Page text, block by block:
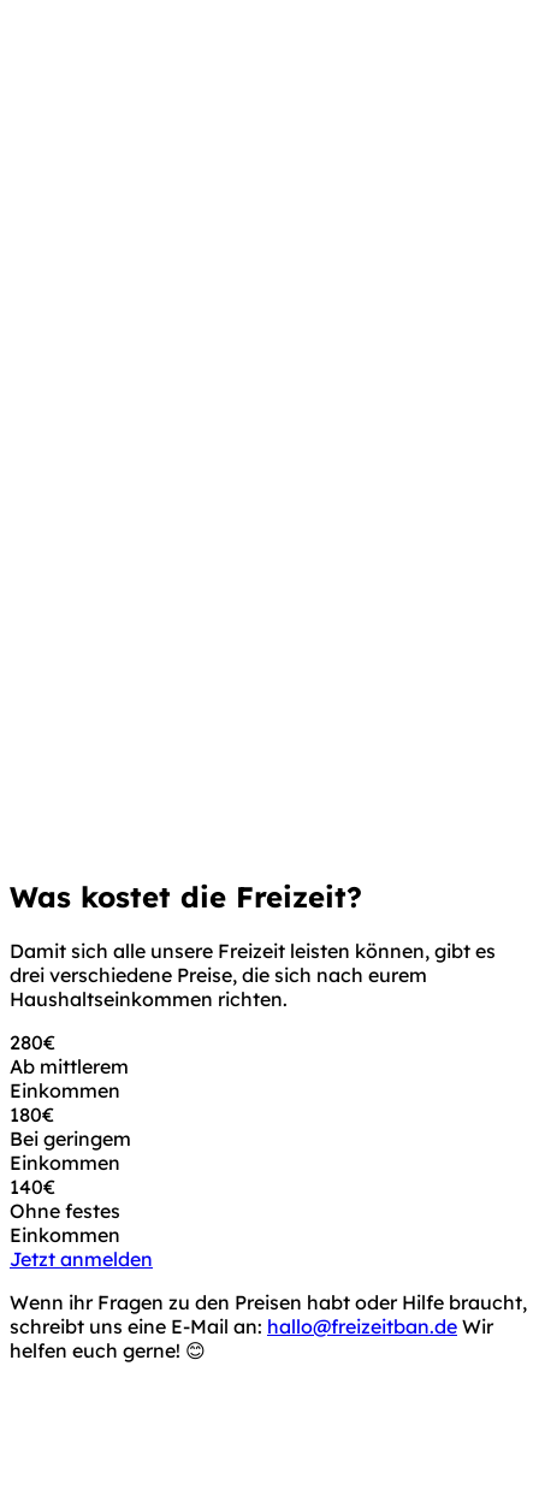
Was kostet die Freizeit?
Damit sich alle unsere Freizeit leisten können, gibt es
drei verschiedene Preise, die sich nach eurem
Haushaltseinkommen richten.
280€
Ab mittlerem
Einkommen
180€
Bei geringem
Einkommen
140€
Ohne festes
Einkommen
Jetzt anmelden
Wenn ihr Fragen zu den Preisen habt oder Hilfe braucht,
schreibt uns eine E-Mail an: hallo@freizeitban.de Wir
helfen euch gerne! 😊